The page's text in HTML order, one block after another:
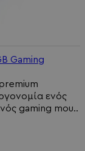
Gaming
ενός
gaming mou..